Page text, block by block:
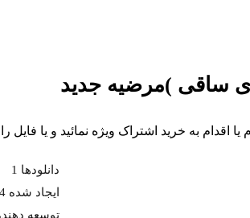
ساقی )مرضیه جدید
یا اقدام به خرید اشتراک ویژه نمائید و یا
دانلودها 1
ايجاد شده 1404-10-17
توسعه